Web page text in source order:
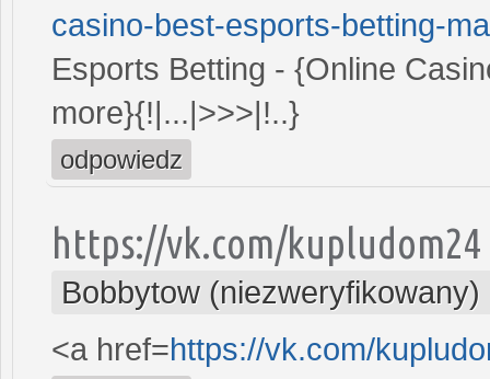
casino-best-esports-betting-
Esports Betting - {Online
more}{!|...|>>>|!..}
odpowiedz
https://vk.com/kupludom24
Bobbytow (niezweryfikowany)
<a href=https://vk.com/